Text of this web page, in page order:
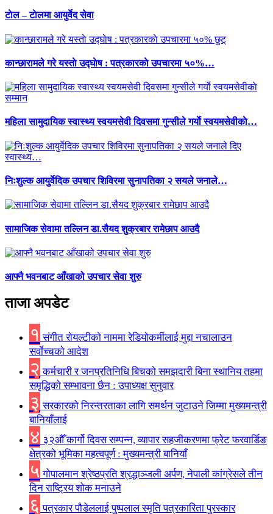
टाेल – टाेलमा आयुर्वेद सेवा
कान्छारामले गरे यस्ताे उद्घाेष : पत्रकारकाे उपचारमा ५०%…
महिला सामुदायिक स्वास्थ्य स्वयमसेवी दिवसमा गुन्सीले गर्याे स्वयमसेवीकाे…
निःशुल्क आयुर्वेदिक उपचार शिविरमा सुनापतिका २ सयले जनाले…
सामाजिक सेवामा तल्लिन डा.सैयद शुक्रबार रामेछाप आउदै
आफ्नै भवनबाट आँखाको उपचार सेवा शुरु
ताजा अपडेट
१ संगीत राेयल्टीकाे नाममा रेडियोकर्मीलाई मुद्दा नचालाउन
सर्वाेच्चकाे आदेश
२ कर्मचारी र जनप्रतिनिधि बिचकाे समझदारी बिना स्थानिय तहमा
समृद्धिकाे सम्भावना छैन : उपाध्यक्ष सुनुवार
३ सरकारको निरन्तरताका लागि समर्थन जुटाउने जिम्मा मुख्यमन्त्री
बानियाँलाई
४ ३२औँ कार्गो दिवस सम्पन्न, व्यापार सहजीकरणमा फ्रेट फरवार्डिङ
क्षेत्रको भूमिका महत्वपूर्ण : मुख्यमन्त्री बानियाँ
५ गोपालमान श्रेष्ठप्रति श्रद्धाञ्जली अर्पण, नेपाली कांग्रेसले तीन
दिन राष्ट्रिय शोक मनाउने
६ पत्रकार पौडेललाई पुष्पलाल स्मृति पत्रकारिता पुरस्कार